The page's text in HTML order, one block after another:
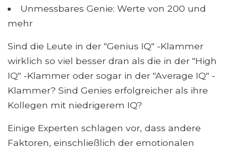
Unmessbares Genie: Werte von 200 und
mehr
Sind die Leute in der "Genius IQ" -Klammer
wirklich so viel besser dran als die in der "High
IQ" -Klammer oder sogar in der "Average IQ" -
Klammer? Sind Genies erfolgreicher als ihre
Kollegen mit niedrigerem IQ?
Einige Experten schlagen vor, dass andere
Faktoren, einschließlich der emotionalen